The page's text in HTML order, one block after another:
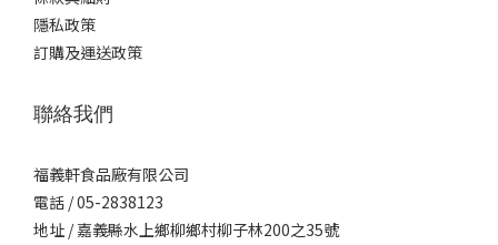
隱私政策
訂購及運送政策
聯絡我們
福義軒食品廠有限公司
電話 / 05-2838123
地址 / 嘉義縣水上鄉柳鄉村柳子林200之35號